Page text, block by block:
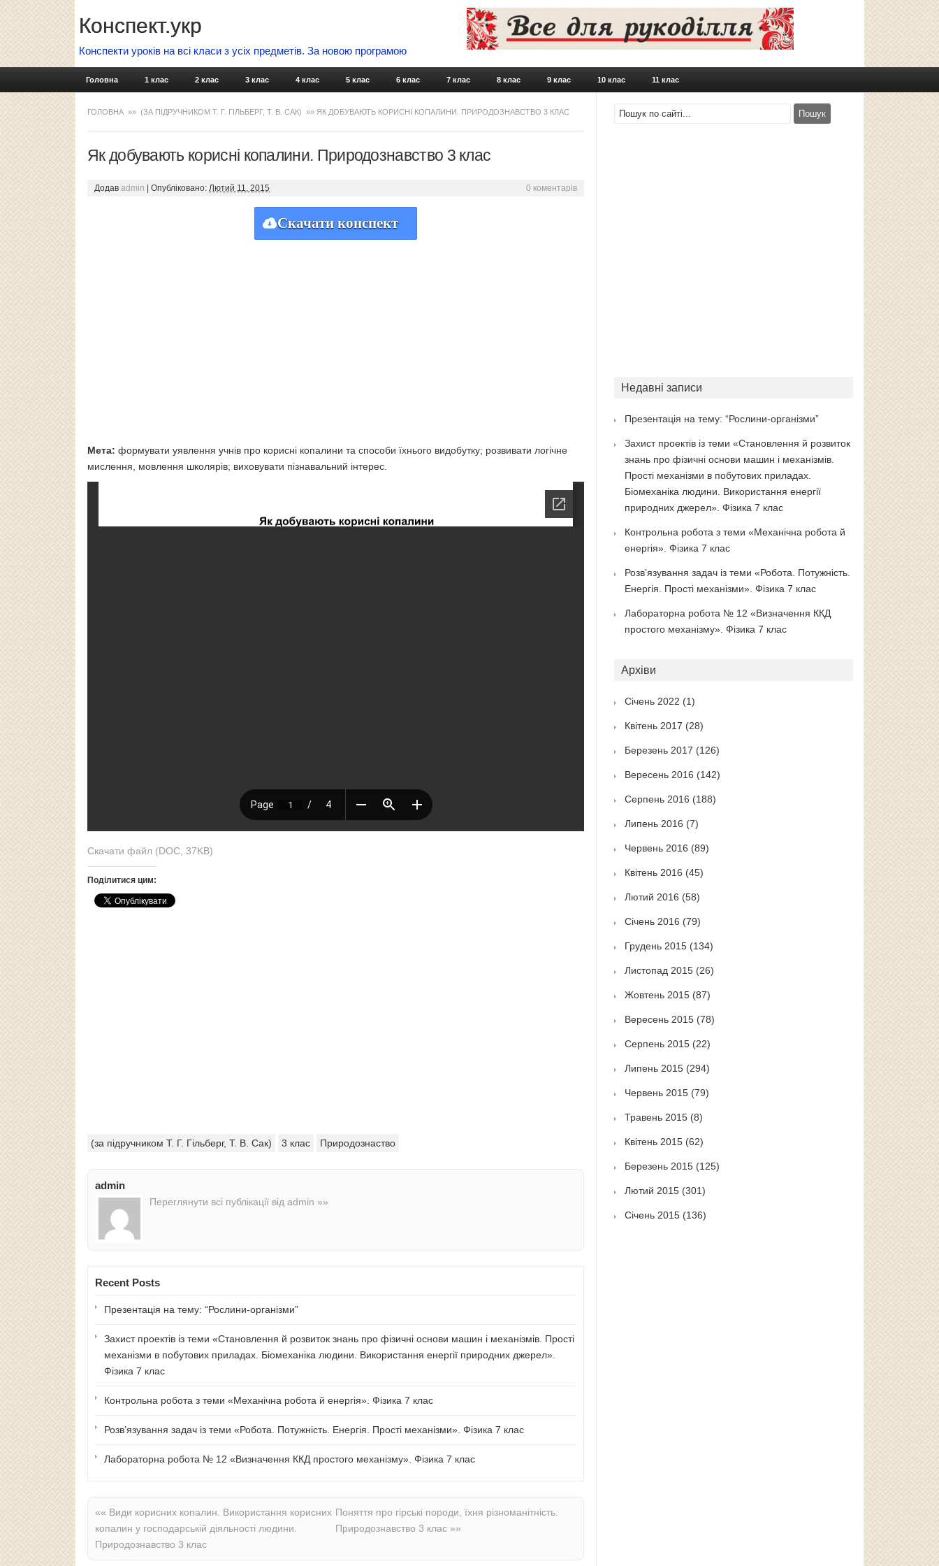
Конспект.укр
Конспекти уроків на всі класи з усіх предметів. За новою програмою
Skip to content
Головна 1 клас 2 клас 3 клас 4 клас 5 клас 6 клас 7 клас 8 клас 9 клас 10 клас 11 клас
ГОЛОВНА »» (ЗА ПІДРУЧНИКОМ Т. Г. ГІЛЬБЕРГ, Т. В. САК) »» ЯК ДОБУВАЮТЬ КОРИСНІ КОПАЛИНИ. ПРИРОДОЗНАВСТВО 3 КЛАС
Як добувають корисні копалини. Природознавство 3 клас
Додав admin Опубліковано: Лютий 11, 2015 0 коментарів
Скачати конспект
Мета: формувати уявлення учнів про корисні копалини та способи їхнього видобутку; розвивати логічне
мислення, мовлення школярів; виховувати пізнавальний інтерес.
Скачати файл (DOC, 37KB)
Поділитися цим:
(за підручником Т. Г. Гільберг, Т. В. Сак) 3 клас Природознаство
admin
Переглянути всі публікації від admin »»
Recent Posts
Презентація на тему: “Рослини-організми”
Захист проектів із теми «Становлення й розвиток знань про фізичні основи машин і механізмів. Прості
механізми в побутових приладах. Біомеханіка людини. Використання енергії природних джерел».
Фізика 7 клас
Контрольна робота з теми «Механічна робота й енергія». Фізика 7 клас
Розв’язування задач із теми «Робота. Потужність. Енергія. Прості механізми». Фізика 7 клас
Лабораторна робота № 12 «Визначення ККД простого механізму». Фізика 7 клас
«« Види корисних копалин. Використання корисних
копалин у господарській діяльності людини.
Природознавство 3 клас
Поняття про гірські породи, їхня різноманітність.
Природознавство 3 клас »»
Недавні записи
Презентація на тему: “Рослини-організми”
Захист проектів із теми «Становлення й розвиток
знань про фізичні основи машин і механізмів.
Прості механізми в побутових приладах.
Біомеханіка людини. Використання енергії
природних джерел». Фізика 7 клас
Контрольна робота з теми «Механічна робота й
енергія». Фізика 7 клас
Розв’язування задач із теми «Робота. Потужність.
Енергія. Прості механізми». Фізика 7 клас
Лабораторна робота № 12 «Визначення ККД
простого механізму». Фізика 7 клас
Архіви
Січень 2022 (1)
Квітень 2017 (28)
Березень 2017 (126)
Вересень 2016 (142)
Серпень 2016 (188)
Липень 2016 (7)
Червень 2016 (89)
Квітень 2016 (45)
Лютий 2016 (58)
Січень 2016 (79)
Грудень 2015(134)
Листопад 2015(26)
Жовтень 2015(87)
Вересень 2015(78)
Серпень 2015(22)
Липень 2015(294)
Червень 2015(79)
Травень 2015(8)
Квітень 2015(62)
Березень 2015(125)
Лютий 2015(301)
Січень 2015(136)